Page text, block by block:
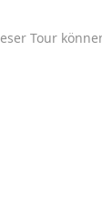
Tour